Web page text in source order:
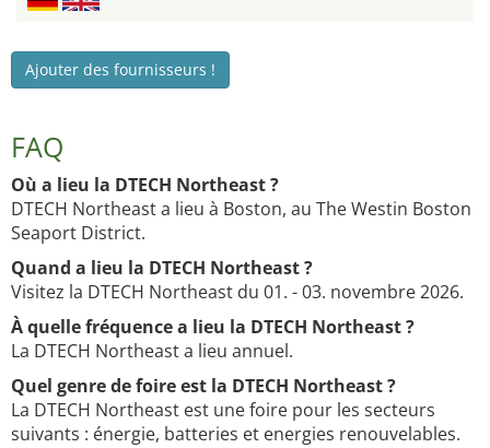
Ajouter des fournisseurs !
FAQ
Où a lieu la DTECH Northeast ?
DTECH Northeast a lieu à Boston, au The Westin Boston
Seaport District.
Quand a lieu la DTECH Northeast ?
Visitez la DTECH Northeast du 01. - 03. novembre 2026.
À quelle fréquence a lieu la DTECH Northeast ?
La DTECH Northeast a lieu annuel.
Quel genre de foire est la DTECH Northeast ?
La DTECH Northeast est une foire pour les secteurs
suivants : énergie, batteries et energies renouvelables.